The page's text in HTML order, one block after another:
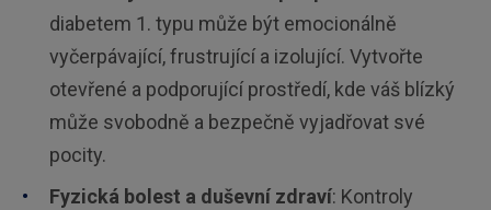
diabetem 1. typu může být emocionálně
vyčerpávající, frustrující a izolující. Vytvořte
otevřené a podporující prostředí, kde váš blízký
může svobodně a bezpečně vyjadřovat své
pocity.
Fyzická bolest a duševní zdraví: Kontroly